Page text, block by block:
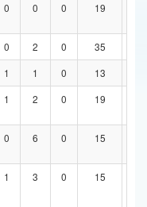
0 0 0 19
0 2 0 35
1 1 0 13
1 2 0 19
0 6 0 15
1 3 0 15